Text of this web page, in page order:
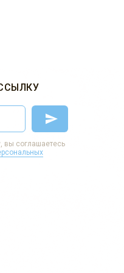
вы соглашаетесь